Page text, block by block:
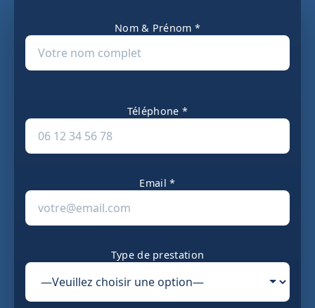
Nom & Prénom *
Téléphone *
Email *
Type de prestation